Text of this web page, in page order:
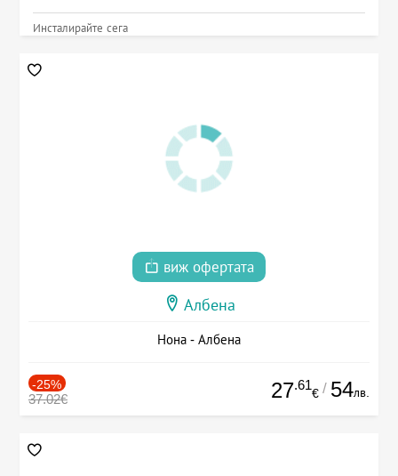
Инсталирайте сега
виж офертата
Албена
Нона - Албена
-25%
37.02€ 27.61
€ / 54лв.